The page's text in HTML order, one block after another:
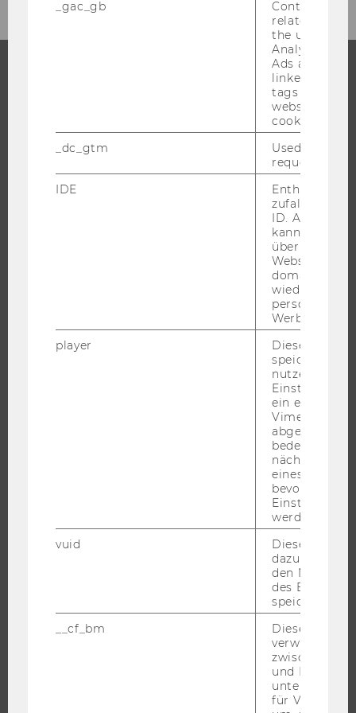
BACHELOR
DOKTORAT / PHD
INTERNATIONALE UND INCOMING EXCHANGE STUDIERENDE
ANGEBOTE FÜR SCHULEN UND STUDIENINTERESSIERTE
STUDENT CLUBS
FORSCHUNGSINFRASTRUKTUR
ÜBER DIE WU
_gac_gb
Contains
related
the user. If
Analytics and
Ads accounts
linked, the
tags on the
website read
cookie.
_dc_gtm
Used to
request rate.
IDE
Enthält eine
ID. Anhand
kann Google
über
Websites
Werbung
player
Dieses Cookie
speichert
ein
Vimeo-Video
abgespielt
bedeutet,
nächsten
eines Vimeo-
bevorzugten
werden.
vuid
Dieser
dazu
den
des
speichern.
__cf_bm
Dieses
verwendet,
zwischen
und Bots zu
für Vimeo